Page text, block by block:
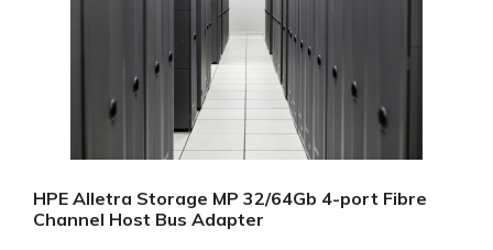
HPE Alletra Storage MP 32/64Gb 4-port Fibre
Channel Host Bus Adapter